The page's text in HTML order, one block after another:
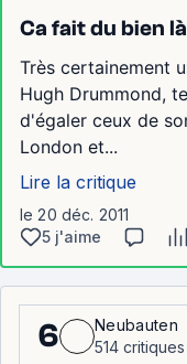
Ca fait du bien
Très certainement
Hugh Drummond,
d'égaler ceux de
London et...
Lire la critique
le 20 déc. 2011
5 j'aime
6
Neubauten
514 critiques